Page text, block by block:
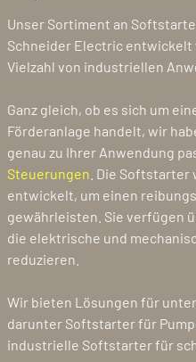
Unser Sortiment an
Schneider Electric
Vielzahl von industriellen
Ganz gleich, ob es sich um
Förderanlage handelt, wir
genau zu Ihrer Anwendung
Steuerungen . Die
entwickelt, um einen
gewährleisten. Sie verfügen
die elektrische und
reduzieren.
Wir bieten Lösungen für
darunter Softstarter für
industrielle Softstarter für